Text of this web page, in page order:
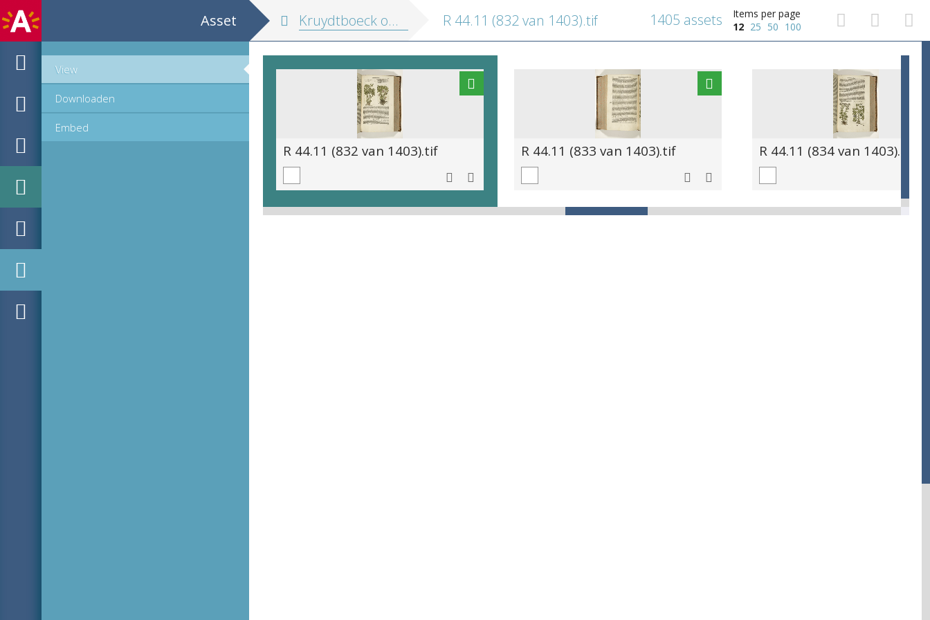
Asset
View
Downloaden
Embed
Kruydtboeck oft Beschrijvinghe van allerleye ghewassen, kruyderen, hesteren, ende gheboomten R 44.11 (832 van 1403).tif
Items per page
12 25 50 100
1405 assets
R 44.11 (832 van 1403).tif R 44.11 (833 van 1403).tif R 44.11 (834 van 1403).tif